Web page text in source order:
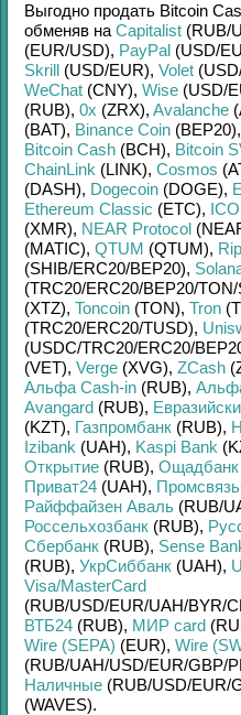
Выгодно продать Bitcoin
обменяв на Capitalist (RUB/
(EUR/USD), PayPal (USD/
Skrill (USD/EUR), Volet
WeChat (CNY), Wise (USD/
(RUB), 0x (ZRX), Avalanche
(BAT), Binance Coin (BEP20),
Bitcoin Cash (BCH), Bitcoin
ChainLink (LINK), Cosmos
(DASH), Dogecoin (DOGE),
Ethereum Classic (ETC),
(XMR), NEAR Protocol
(MATIC), QTUM (QTUM),
(SHIB/ERC20/BEP20),
(TRC20/ERC20/BEP20/TON/
(XTZ), Toncoin (TON), Tron
(TRC20/ERC20/TUSD),
(USDC/TRC20/ERC20/
(VET), Verge (XVG), ZCash
Альфа Cash-in (RUB),
Avangard (RUB),
(KZT), Газпромбанк (RUB),
Izibank (UAH), Kaspi Bank
Открытие (RUB), Ощадбанк
Приват24 (UAH),
Райффайзен Аваль (RUB/
Россельхозбанк (RUB),
Сбербанк (RUB), Sense
(RUB), УкрСиббанк (UAH),
Visa/MasterCard
(RUB/USD/EUR/UAH/BYR/
ВТБ24 (RUB), МИР card
Wire (SEPA) (EUR), Wire
(RUB/UAH/USD/EUR/GBP/
Наличные (RUB/USD/EUR/
(WAVES).